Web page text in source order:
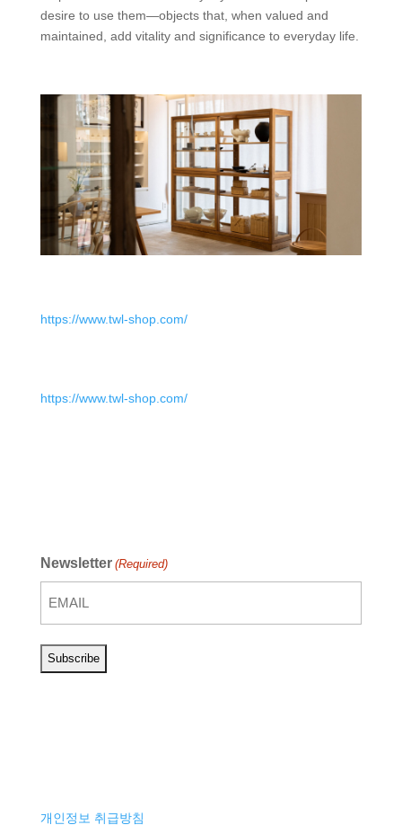
desire to use them—objects that, when valued and
maintained, add vitality and significance to everyday life.
https://www.twl-shop.com/
https://www.twl-shop.com/
Newsletter (Required)
개인정보 취급방침